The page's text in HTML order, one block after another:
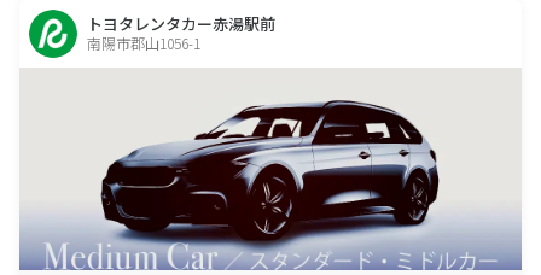
トヨタレンタカー赤湯駅前
南陽市郡山1056-1